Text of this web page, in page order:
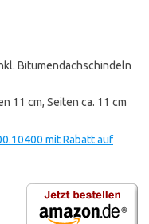
Bitumendachschindeln
11 cm, Seiten ca. 11 cm
mit Rabatt auf